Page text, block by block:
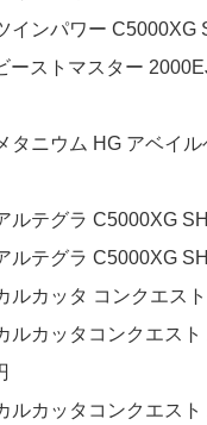
インパワー
ーストマスター
タニウム HG アベイ
ルテグラ C5000XG
ルテグラ C5000XG
ルカッタ コンクエス
ルカッタコンクエス
ルカッタコンクエス